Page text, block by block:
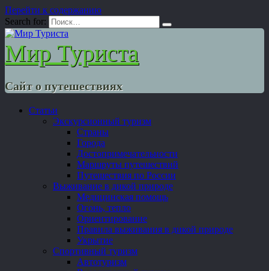
Перейти к содержанию
Search for:
Мир Туриста
Сайт о путешествиях
Статьи
Экскурсионный туризм
Страны
Города
Достопримечательности
Маршруты путешествий
Путешествия по России
Выживание в дикой природе
Медицинская помощь
Огонь, тепло
Ориентирование
Правила выживания в дикой природе
Укрытие
Спортивный туризм
Автотуризм